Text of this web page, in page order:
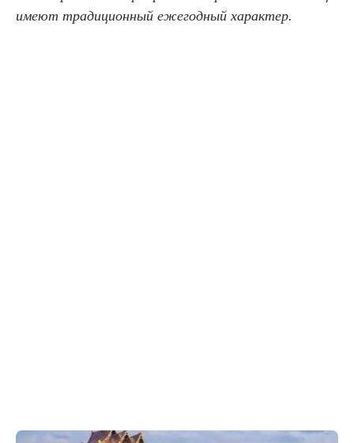
имеют традиционный ежегодный характер.